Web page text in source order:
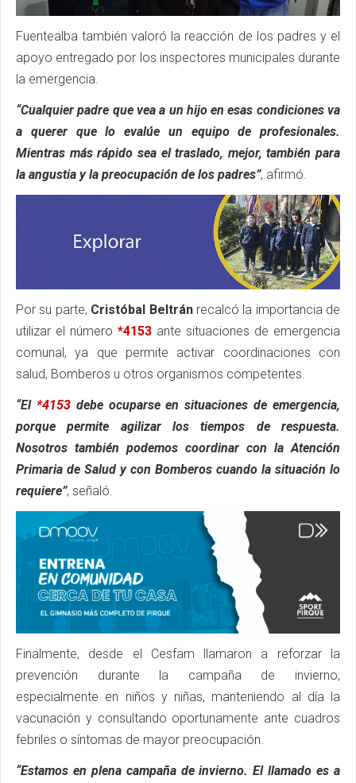
Fuentealba también valoró la reacción de los padres y el
apoyo entregado por los inspectores municipales durante
la emergencia.
“Cualquier padre que vea a un hijo en esas condiciones va
a querer que lo evalúe un equipo de profesionales.
Mientras más rápido sea el traslado, mejor, también para
la angustia y la preocupación de los padres”, afirmó.
Por su parte, Cristóbal Beltránrecalcó la importancia de
utilizar el número *4153 ante situaciones de emergencia
comunal, ya que permite activar coordinaciones con
salud, Bomberos u otros organismos competentes.
“El *4153debe ocuparse en situaciones de emergencia,
porque permite agilizar los tiempos de respuesta.
Nosotros también podemos coordinar con la Atención
Primaria de Salud y con Bomberos cuando la situación lo
requiere”, señaló.
Finalmente, desde el Cesfam llamaron a reforzar la
prevención durante la campaña de invierno,
especialmente en niños y niñas, manteniendo al día la
vacunación y consultando oportunamente ante cuadros
febriles o síntomas de mayor preocupación.
“Estamos en plena campaña de invierno. El llamado es a